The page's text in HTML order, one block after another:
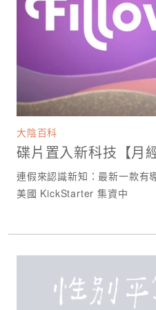
大陰百科
碟片置入新科技【月
連假來認識新知：最新一款有
美國 KickStarter 集資中